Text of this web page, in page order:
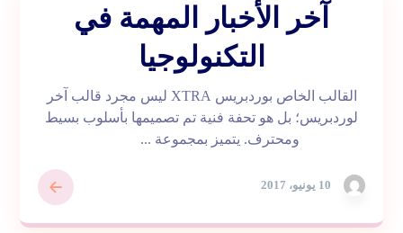
آخر الأخبار المهمة في
التكنولوجيا
10 يونيو، 2017
القالب الخاص بوردبريس XTRA ليس مجرد قالب آخر
لوردبريس؛ بل هو تحفة فنية تم تصميمها بأسلوب بسيط
ومحترف. يتميز بمجموعة ...